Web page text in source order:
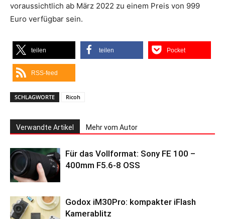
voraussichtlich ab März 2022 zu einem Preis von 999
Euro verfügbar sein.
teilen teilen Pocket
RSS-feed
SCHLAGWORTE Ricoh
Verwandte Artikel Mehr vom Autor
Für das Vollformat: Sony FE 100 –
400mm F5.6-8 OSS
Godox iM30Pro: kompakter iFlash
Kamerablitz